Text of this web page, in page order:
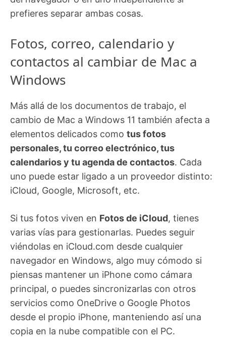
prefieres separar ambas cosas.
Fotos, correo, calendario y
contactos al cambiar de Mac a
Windows
Más allá de los documentos de trabajo, el
cambio de Mac a Windows 11 también afecta a
elementos delicados como tus fotos
personales, tu correo electrónico, tus
calendarios y tu agenda de contactos. Cada
uno puede estar ligado a un proveedor distinto:
iCloud, Google, Microsoft, etc.
Si tus fotos viven en Fotos de iCloud, tienes
varias vías para gestionarlas. Puedes seguir
viéndolas en iCloud.com desde cualquier
navegador en Windows, algo muy cómodo si
piensas mantener un iPhone como cámara
principal, o puedes sincronizarlas con otros
servicios como OneDrive o Google Photos
desde el propio iPhone, manteniendo así una
copia en la nube compatible con el PC.